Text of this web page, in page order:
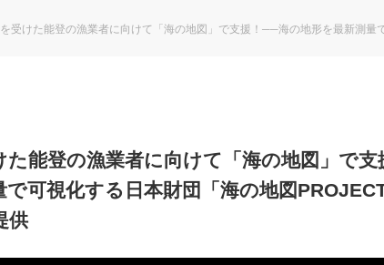
受けた能登の漁業者に向けて「海の地図」で支援！──海の地形を最新測
た能登の漁業者に向けて「海の地図」で
で可視化する日本財団「海の地図
供